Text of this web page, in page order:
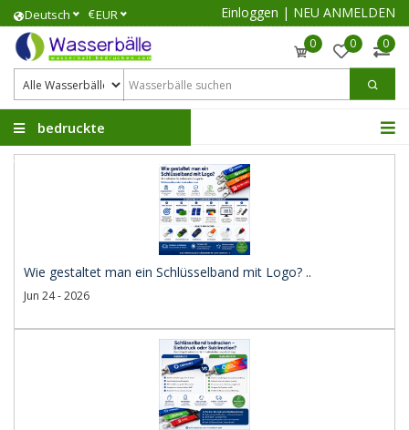
Deutsch €EUR Einloggen | NEU ANMELDEN
0 0 0
bedruckte
Wasserbälle
Wie gestaltet man ein Schlüsselband mit Logo? ..
Jun 24 - 2026